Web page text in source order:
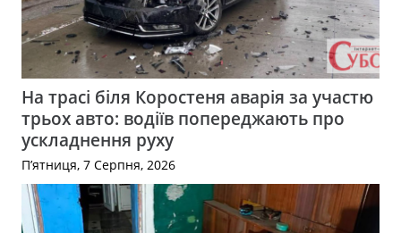
На трасі біля Коростеня аварія за участю
трьох авто: водіїв попереджають про
ускладнення руху
П’ятниця, 7 Серпня, 2026